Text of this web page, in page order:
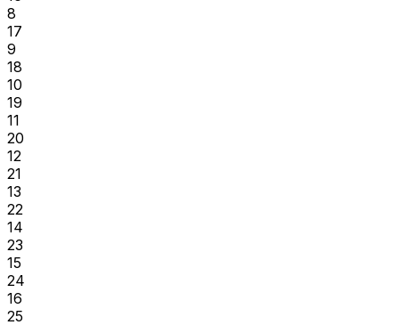
8
17
9
18
10
19
11
20
12
21
13
22
14
23
15
24
16
25